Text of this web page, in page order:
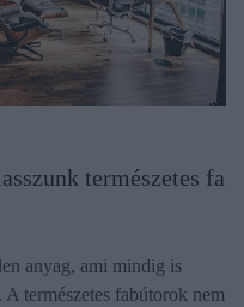
természetes fa
anyag, ami mindig is
természetes fabútorok nem